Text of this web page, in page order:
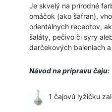
Je skvelý na prírodné
omáčok (ako šafran),
orientálnych receptov,
šaláty, pečivo či syry
darčekových baleniach
Návod na prípravu čaju:
1 čajovú lyžičku